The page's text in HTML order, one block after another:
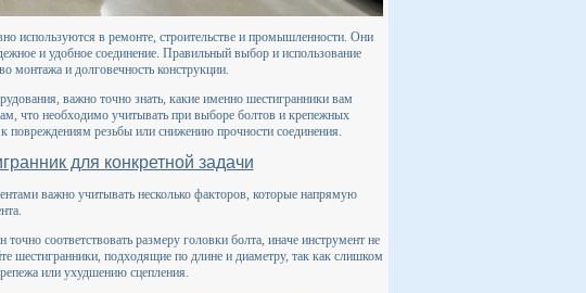
используются в ремонте, строительстве и промышленности. Они
и удобное соединение. Правильный выбор и использование
монтажа и долговечность конструкции.
важно точно знать, какие именно шестигранники вам
что необходимо учитывать при выборе болтов и крепежных
повреждениям резьбы или снижению прочности соединения.
для конкретной задачи
важно учитывать несколько факторов, которые напрямую
соответствовать размеру головки болта, иначе инструмент не
шестигранники, подходящие по длине и диаметру, так как слишком
или ухудшению сцепления.